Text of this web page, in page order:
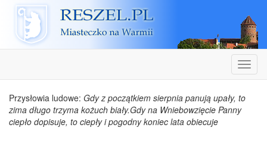
Reszel
Przysłowia ludowe: Gdy z początkiem sierpnia panują upały, to
zima długo trzyma kożuch biały.Gdy na Wniebowzięcie Panny
ciepło dopisuje, to ciepły i pogodny koniec lata obiecuje